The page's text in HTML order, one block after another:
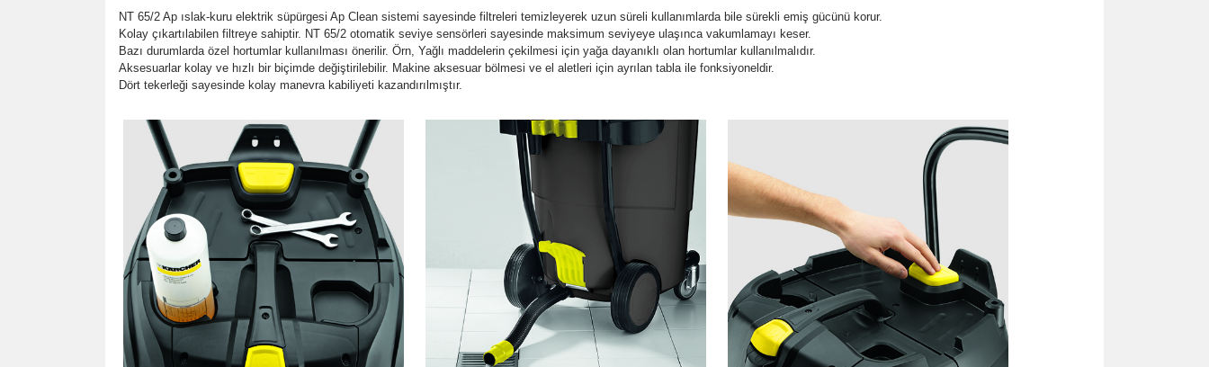
NT 65/2 Ap ıslak-kuru elektrik süpürgesi Ap Clean sistemi sayesinde filtreleri temizleyerek uzun süreli kullanımlarda bile sürekli emiş gücünü korur.
Kolay çıkartılabilen filtreye sahiptir. NT 65/2 otomatik seviye sensörleri sayesinde maksimum seviyeye ulaşınca vakumlamayı keser.
Bazı durumlarda özel hortumlar kullanılması önerilir. Örn, Yağlı maddelerin çekilmesi için yağa dayanıklı olan hortumlar kullanılmalıdır.
Aksesuarlar kolay ve hızlı bir biçimde değiştirilebilir. Makine aksesuar bölmesi ve el aletleri için ayrılan tabla ile fonksiyoneldir.
Dört tekerleği sayesinde kolay manevra kabiliyeti kazandırılmıştır.